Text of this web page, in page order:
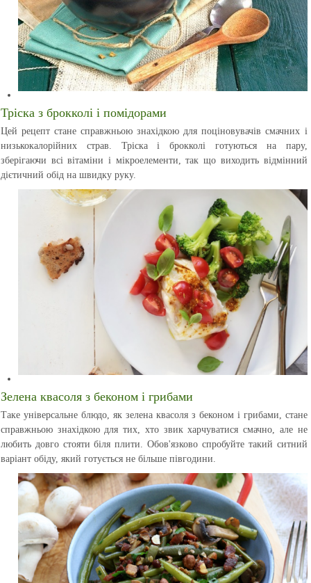
Тріска з брокколі і помідорами
Цей рецепт стане справжньою знахідкою для поціновувачів смачних і
низькокалорійних страв. Тріска і брокколі готуються на пару,
зберігаючи всі вітаміни і мікроелементи, так що виходить відмінний
дієтичний обід на швидку руку.
Зелена квасоля з беконом і грибами
Таке універсальне блюдо, як зелена квасоля з беконом і грибами, стане
справжньою знахідкою для тих, хто звик харчуватися смачно, але не
любить довго стояти біля плити. Обов'язково спробуйте такий ситний
варіант обіду, який готується не більше півгодини.